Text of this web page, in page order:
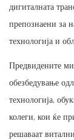
дигиталната
препознаени за
технологија и
Предвидените
обезбедување
технологија,
колеги, кои ќе
решаваат